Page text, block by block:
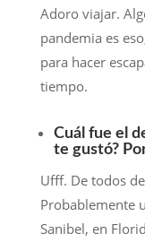
Adoro viajar.
pandemia es
para hacer
tiempo.
Cuál fue el
te gustó?
Ufff. De todos
Probablemente
Sanibel, en